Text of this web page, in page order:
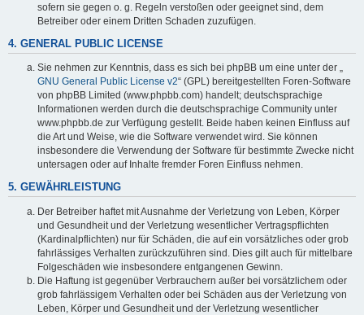
sofern sie gegen o. g. Regeln verstoßen oder geeignet sind, dem
Betreiber oder einem Dritten Schaden zuzufügen.
4. GENERAL PUBLIC LICENSE
Sie nehmen zur Kenntnis, dass es sich bei phpBB um eine unter der „
GNU General Public License v2“ (GPL) bereitgestellten Foren-Software
von phpBB Limited (www.phpbb.com) handelt; deutschsprachige
Informationen werden durch die deutschsprachige Community unter
www.phpbb.de zur Verfügung gestellt. Beide haben keinen Einfluss auf
die Art und Weise, wie die Software verwendet wird. Sie können
insbesondere die Verwendung der Software für bestimmte Zwecke nicht
untersagen oder auf Inhalte fremder Foren Einfluss nehmen.
5. GEWÄHRLEISTUNG
Der Betreiber haftet mit Ausnahme der Verletzung von Leben, Körper
und Gesundheit und der Verletzung wesentlicher Vertragspflichten
(Kardinalpflichten) nur für Schäden, die auf ein vorsätzliches oder grob
fahrlässiges Verhalten zurückzuführen sind. Dies gilt auch für mittelbare
Folgeschäden wie insbesondere entgangenen Gewinn.
Die Haftung ist gegenüber Verbrauchern außer bei vorsätzlichem oder
grob fahrlässigem Verhalten oder bei Schäden aus der Verletzung von
Leben, Körper und Gesundheit und der Verletzung wesentlicher